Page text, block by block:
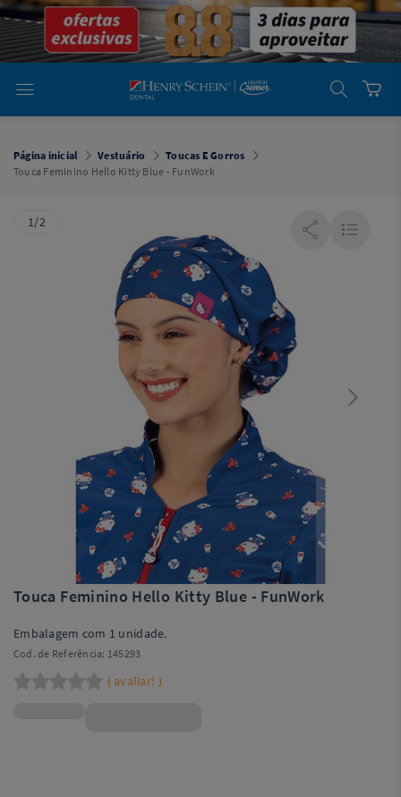
emDental
Cremer -
Henry Schein
Laboratório
Laboratório
Cremer -
Henry Schein
Você está
Dental
Odontológico
Página inicial Vestuário
Toucas E Gorros
Touca Feminino Hello Kitty Blue - FunWork
1/2
Touca Feminino Hello Kitty Blue - FunWork
Embalagem com 1 unidade.
Cod. de Referência: 145293
( avaliar! )